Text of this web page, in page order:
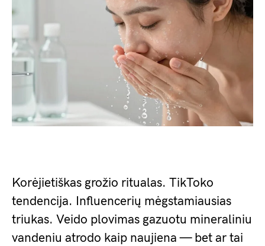
Korėjietiškas grožio ritualas. TikToko
tendencija. Influencerių mėgstamiausias
triukas. Veido plovimas gazuotu mineraliniu
vandeniu atrodo kaip naujiena — bet ar tai